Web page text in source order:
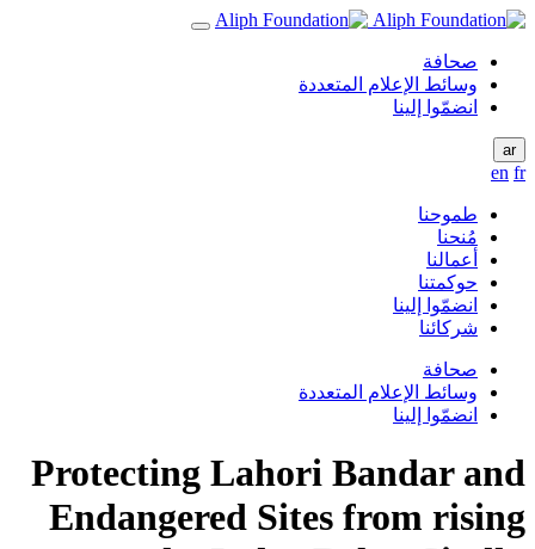
صحافة
وسائط الإعلام المتعددة
انضمّوا إلينا
ar
en fr
طموحنا
مُنحنا
أعمالنا
حوكمتنا
انضمّوا إلينا
شركائنا
صحافة
وسائط الإعلام المتعددة
انضمّوا إلينا
Protecting Lahori Bandar and
Endangered Sites from rising